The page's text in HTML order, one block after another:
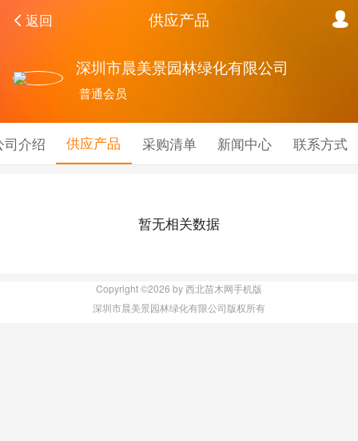
返回 供应产品
深圳市晨美景园林绿化有限公司
普通会员
司介绍 供应产品 采购清单 新闻中心 联系方式
暂无相关数据
Copyright ©2026 by 西北苗木网手机版
深圳市晨美景园林绿化有限公司版权所有